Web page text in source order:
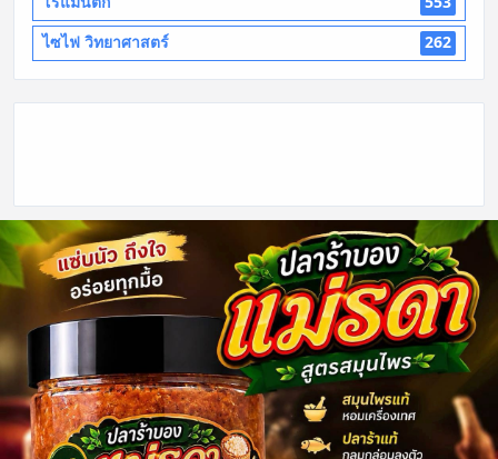
ไซไฟ วิทยาศาสตร์
262